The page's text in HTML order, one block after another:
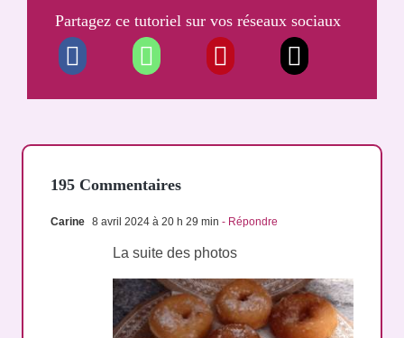
Partagez ce tutoriel sur vos réseaux
sociaux
8 avril 2024 à 20 h 29 min - Répondre
La suite des photos